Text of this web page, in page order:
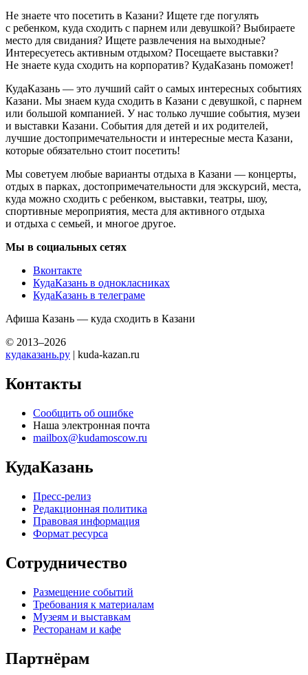
Не знаете что посетить в Казани? Ищете где погулять
с ребенком, куда сходить с парнем или девушкой? Выбираете
место для свидания? Ищете развлечения на выходные?
Интересуетесь активным отдыхом? Посещаете выставки?
Не знаете куда сходить на корпоратив? КудаКазань поможет!
КудаКазань — это лучший сайт о самых интересных событиях
Казани. Мы знаем куда сходить в Казани с девушкой, с парнем
или большой компанией. У нас только лучшие события, музеи
и выставки Казани. События для детей и их родителей,
лучшие достопримечательности и интересные места Казани,
которые обязательно стоит посетить!
Мы советуем любые варианты отдыха в Казани — концерты,
отдых в парках, достопримечательности для экскурсий, места,
куда можно сходить с ребенком, выставки, театры, шоу,
спортивные мероприятия, места для активного отдыха
и отдыха с семьей, и многое другое.
Мы в социальных сетях
Вконтакте
КудаКазань в однокласниках
КудаКазань в телеграме
Афиша Казань — куда сходить в Казани
© 2013–2026
кудаказань.ру | kuda-kazan.ru
Контакты
Сообщить об ошибке
Наша электронная почта
mailbox@kudamoscow.ru
КудаКазань
Пресс-релиз
Редакционная политика
Правовая информация
Формат ресурса
Сотрудничество
Размещение событий
Требования к материалам
Музеям и выставкам
Ресторанам и кафе
Партнёрам